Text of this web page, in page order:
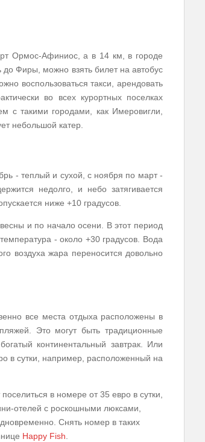
Ормос-Афиниос, а в 14 км, в городе
Фиры, можно взять билет на автобус
воспользоваться такси, арендовать
во всех курортных поселках
с такими городами, как Имеровигли,
небольшой катер.
- теплый и сухой, с ноября по март -
недолго, и небо затягивается
ниже +10 градусов.
и по начало осени. В этот период
- около +30 градусов. Вода
воздуха жара переносится довольно
все места отдыха расположены в
Это могут быть традиционные
континентальный завтрак. Или
в сутки, например, расположенный на
в номере от 35 евро в сутки,
отелей с роскошными люксами,
Снять номер в таких
Happy Fish